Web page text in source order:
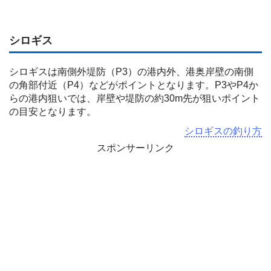
シロギス
シロギスは南側外堤防（P3）の港内外、港奥岸壁の南側
の角部付近（P4）などがポイントとなります。P3やP4か
らの港内狙いでは、岸壁や堤防の約30m先が狙いポイント
の目安となります。
シロギスの釣り方
スポンサーリンク